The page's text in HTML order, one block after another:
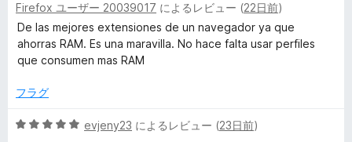
価
段
階
中
5
評
Firefox ユーザー 20039017 によるレビュー (22日前)
De las mejores extensiones de un navegador ya que
ahorras RAM. Es una maravilla. No hace falta usar perfiles
que consumen mas RAM
フラグ
5
evjeny23 によるレビュー (23日前)